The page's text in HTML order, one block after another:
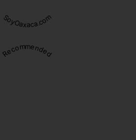
SoyOaxaca.com
Recommended